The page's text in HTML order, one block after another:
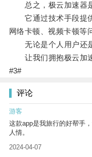
总之，极云加速器是
它通过技术手段提供
网络卡顿、视频卡顿等
无论是个人用户还是
让我们拥抱极云加速
#3#
评论
游客
这款app是我旅行的好帮手
人情。
2024-04-07